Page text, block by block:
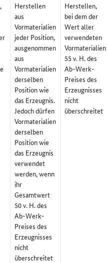
Herstellen
aus
Vormaterialien
jeder Position,
ausgenommen
aus
Vormaterialien
derselben
Position wie
das Erzeugnis.
Jedoch dürfen
Vormaterialien
derselben
Position wie
das Erzeugnis
verwendet
werden, wenn
ihr
Gesamtwert
50 v. H. des
Ab-Werk-
Preises des
Erzeugnisses
nicht
überschreitet
Herstellen,
bei dem der
Wert aller
verwendeten
Vormaterialien
55 v. H. des
Ab-Werk-
Preises des
Erzeugnisses
nicht
überschreitet